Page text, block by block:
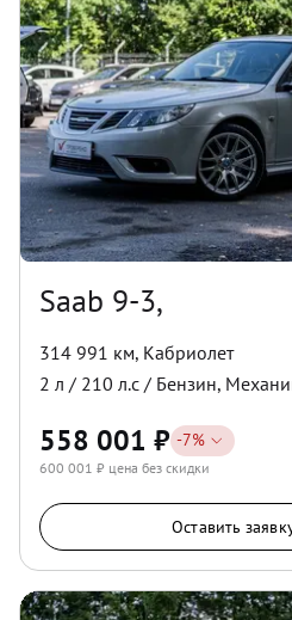
Saab 9-3,
314 991 км, Кабриолет
2 л / 210 л.с / Бензин,
558 001 ₽ -7%
600 001 ₽ цена без скидки
Оставить